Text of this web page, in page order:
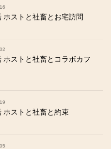
ホストと社畜とお宅訪問
ホストと社畜とコラボカフ
ホストと社畜と約束